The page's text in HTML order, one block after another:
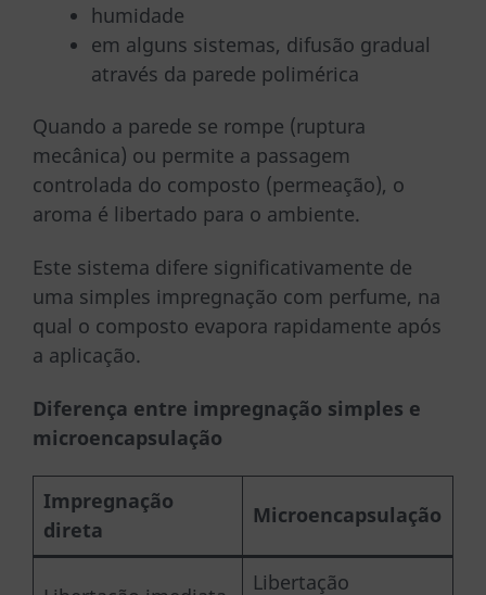
humidade
em alguns sistemas, difusão gradual
através da parede polimérica
Quando a parede se rompe (ruptura
mecânica) ou permite a passagem
controlada do composto (permeação), o
aroma é libertado para o ambiente.
Este sistema difere significativamente de
uma simples impregnação com perfume, na
qual o composto evapora rapidamente após
a aplicação.
Diferença entre impregnação simples e
microencapsulação
Impregnação
direta
Microencapsulação
Libertação